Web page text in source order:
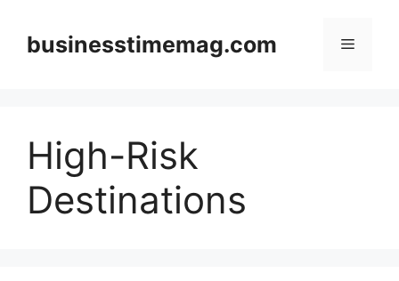
contentbusinesstimemag.com Menu
High-Risk
Destinations